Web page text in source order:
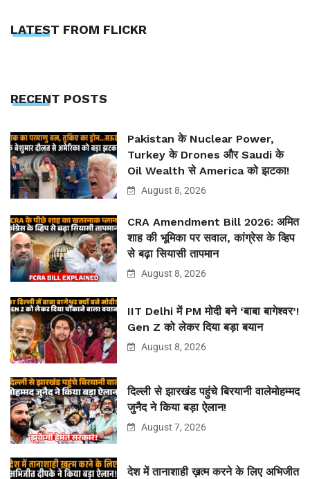
LATEST FROM FLICKR
RECENT POSTS
Pakistan के Nuclear Power,
Turkey के Drones और Saudi के
Oil Wealth से America को झटका!
August 8, 2026
CRA Amendment Bill 2026: अमित
शाह की भूमिका पर सवाल, कांग्रेस के व्हिप
से बढ़ा सियासी तापमान
August 8, 2026
IIT Delhi में PM मोदी बने ‘बाबा बागेश्वर’!
Gen Z को लेकर दिया बड़ा बयान
August 8, 2026
दिल्ली से झारखंड पहुंचे बिरयानी वालेमोहम्मद
जुनैद ने किया बड़ा ऐलान!
August 7, 2026
देश में तानाशाही ख़त्म करने के लिए अभिजीत